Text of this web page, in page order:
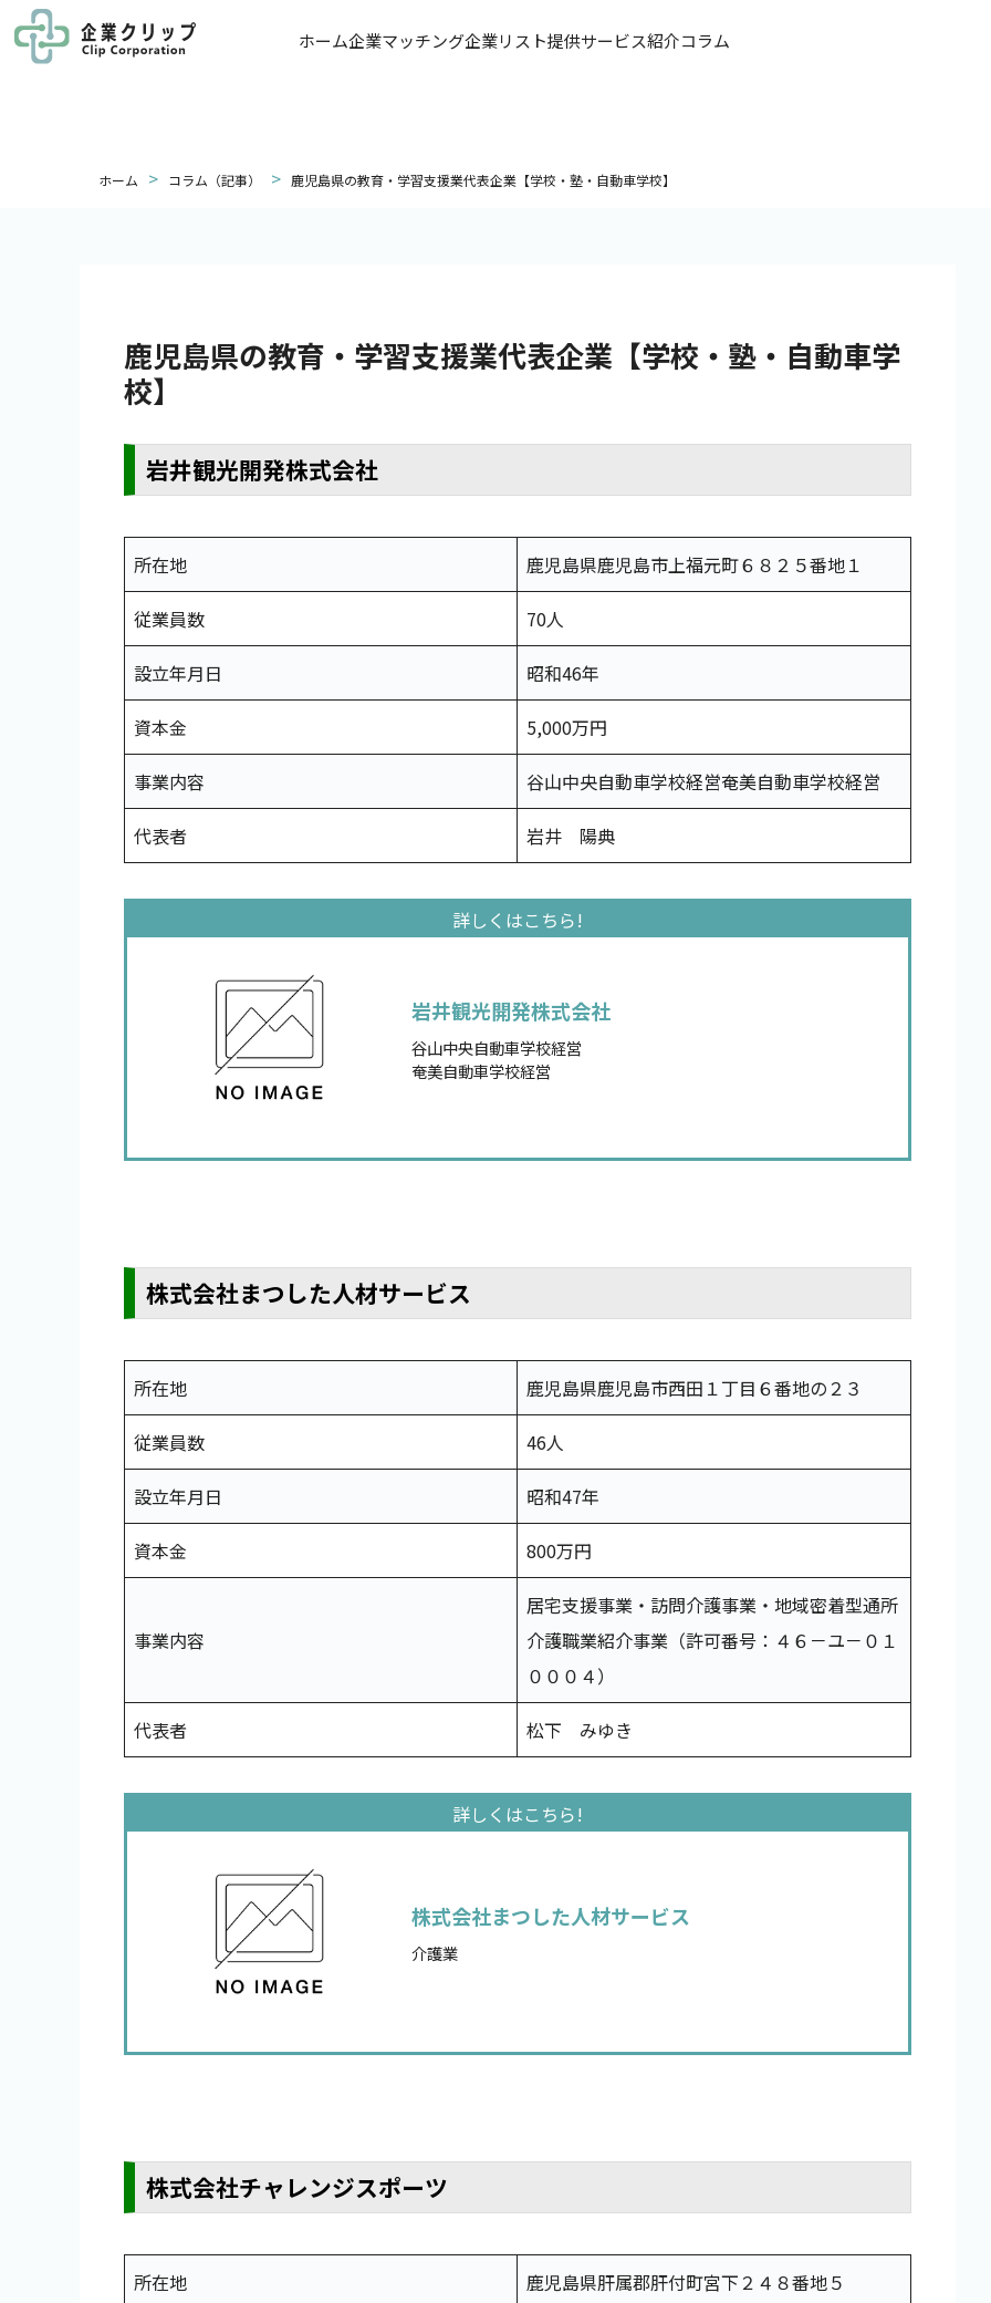
ホーム企業マッチング企業リスト提供サービス紹介コラム
ホーム > コラム（記事） > 鹿児島県の教育・学習支援業代表企業【学校・塾・自動車学校】
鹿児島県の教育・学習支援業代表企業【学校・塾・自動車学
校】
岩井観光開発株式会社
所在地 鹿児島県鹿児島市上福元町６８２５番地１
従業員数 70人
設立年月日 昭和46年
資本金 5,000万円
事業内容 谷山中央自動車学校経営奄美自動車学校経営
代表者 岩井 陽典
岩井観光開発株式会社
谷山中央自動車学校経営
奄美自動車学校経営
株式会社まつした人材サービス
所在地 鹿児島県鹿児島市西田１丁目６番地の２３
従業員数 46人
設立年月日 昭和47年
資本金 800万円
事業内容
居宅支援事業・訪問介護事業・地域密着型通所
介護職業紹介事業（許可番号：４６－ユ－０１
０００４）
代表者 松下 みゆき
株式会社まつした人材サービス
介護業
株式会社チャレンジスポーツ
所在地 鹿児島県肝属郡肝付町宮下２４８番地５